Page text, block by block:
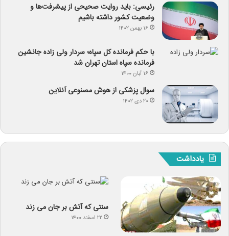
رئیسی: باید روایت صحیحی از پیشرفت‌ها و
وضعیت کشور داشته باشیم
۱۶ بهمن ۱۴۰۲
با حکم فرمانده کل سپاه؛ سردار ولی زاده جانشین
فرمانده سپاه استان تهران شد
۱۶ آبان ۱۴۰۰
سوال پزشکی از هوش مصنوعی آنلاین
۲۰ دی ۱۴۰۲
یادداشت
سنتی که آتش بر جان می زند
۲۲ اسفند ۱۴۰۰